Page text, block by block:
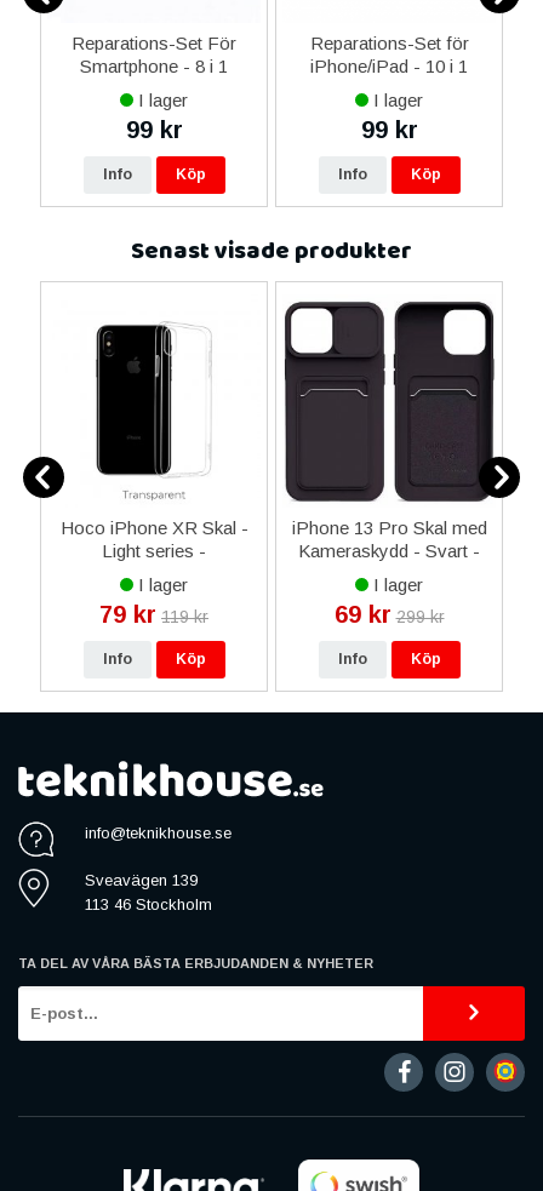
Reparations-Set För
Smartphone - 8 i 1
I lager
99 kr
Info Köp
Reparations-Set för
iPhone/iPad - 10 i 1
I lager
99 kr
Info Köp
Senast visade produkter
Hoco iPhone XR Skal -
Light series -
Transparent Ren
I lager
79 kr 119 kr
Info Köp
iPhone 13 Pro Skal med
Kameraskydd - Svart -
Outlet
I lager
69 kr 299 kr
Info Köp
info@teknikhouse.se
Sveavägen 139
113 46 Stockholm
TA DEL AV VÅRA BÄSTA ERBJUDANDEN & NYHETER